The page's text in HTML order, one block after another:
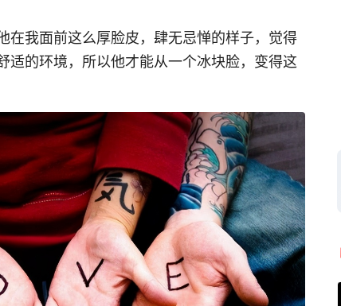
在我面前这么厚脸皮，肆无忌惮的样子，觉得
适的环境，所以他才能从一个冰块脸，变得这